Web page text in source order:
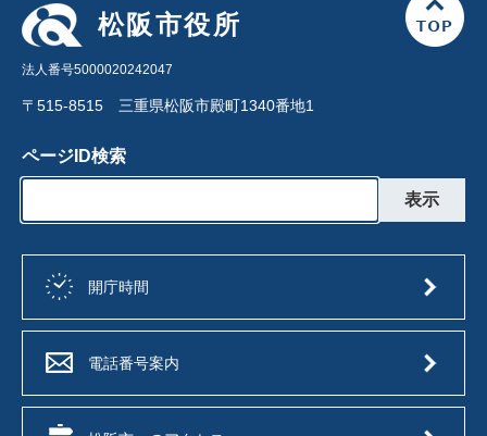
松阪市役所
法人番号5000020242047
〒515-8515 三重県松阪市殿町1340番地1
ページID検索
開庁時間
電話番号案内